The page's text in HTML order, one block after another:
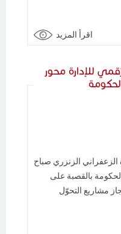
اقرأ المزيد
للإدارة محور
الزنزري صباح
فيفري 2026 بقصر الحكومة بالقصبة على
مشاريع التحوّل